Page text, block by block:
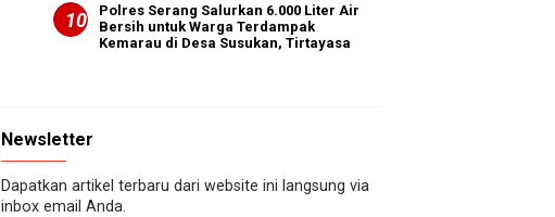
Polres Serang Salurkan 6.000 Liter Air
Bersih untuk Warga Terdampak
Kemarau di Desa Susukan, Tirtayasa
Newsletter
Dapatkan artikel terbaru dari website ini langsung via
inbox email Anda.